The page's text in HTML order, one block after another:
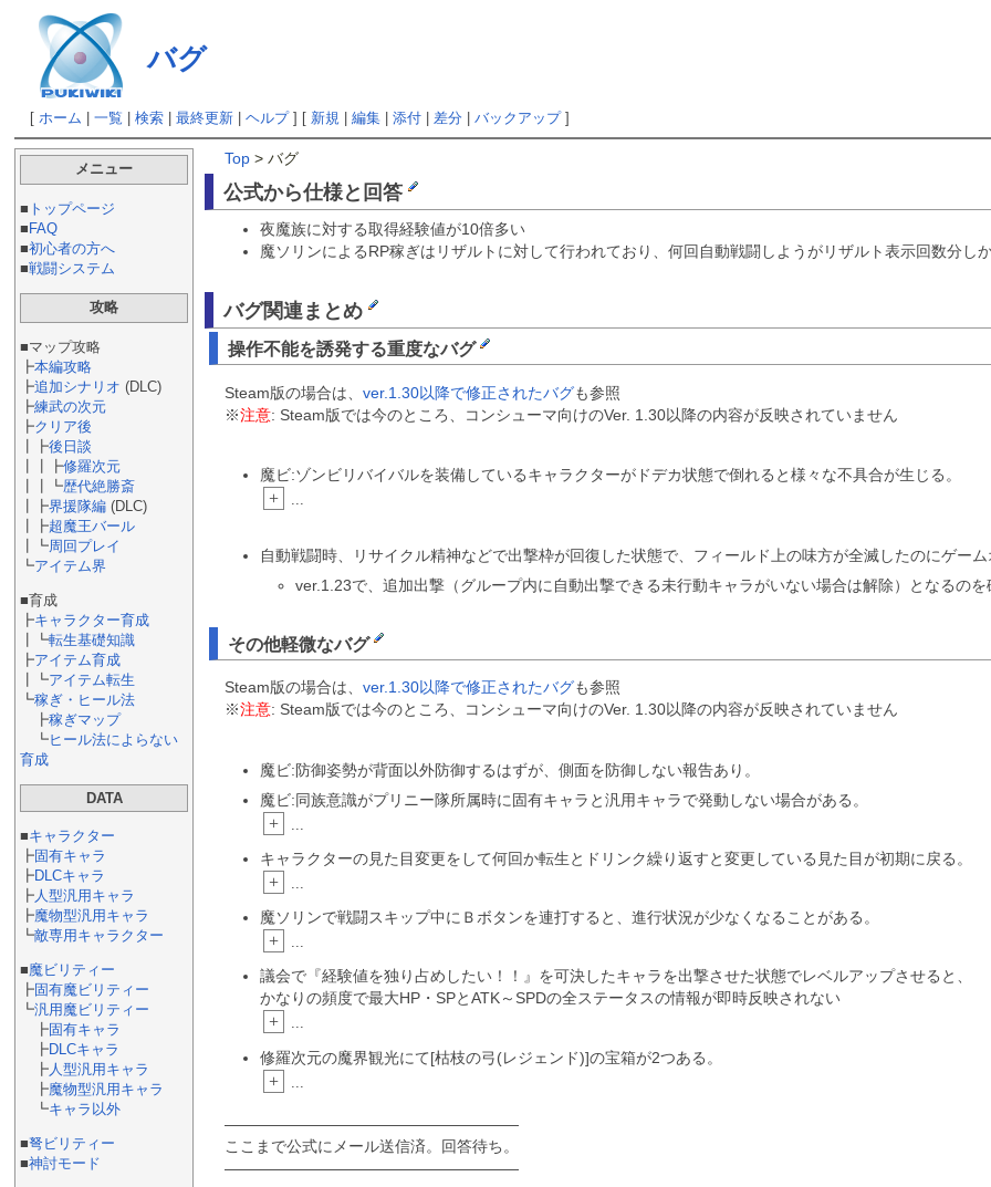
バグ
[ ホーム 一覧 検索| 最終更新| ヘルプ] [ 新規| 編集| 添付| 差分| バックアップ]
メニュー
■ トップページ
■ FAQ
■初心者の方へ
■戦闘システム
攻略
■マップ攻略
┣本編攻略
┣追加シナリオ (DLC)
┣練武の次元
┣クリア後
┃┣後日談
┃┃┣修羅次元
┃┃┗歴代絶勝斎
┃┣界援隊編 (DLC)
┃┣超魔王バール
┃┗周回プレイ
┗アイテム界
■育成
┣キャラクター育成
┃┗転生基礎知識
┣アイテム育成
┃┗アイテム転生
┗稼ぎ・ヒール法
┣稼ぎマップ
┗ヒール法によらない
育成
DATA
■キャラクター
┣固有キャラ
┣DLCキャラ
┣ 人型汎用キャラ
┣魔物型汎用キャラ
┗敵専用キャラクター
■魔ビリティー
┣固有魔ビリティー
┗汎用魔ビリティー
┣固有キャラ
┣DLCキャラ
┣ 人型汎用キャラ
┣魔物型汎用キャラ
┗キャラ以外
■弩ビリティー
■神討モード
Top > バグ
公式から仕様と回答
夜魔族に対する取得経験値が10倍多い
魔ソリンによるRP稼ぎはリザルトに対して行われており、何回自動戦闘しようがリザルト表示回数分し
バグ関連まとめ
操作不能を誘発する重度なバグ
Steam版の場合は、ver.1.30以降で修正されたバグも参照
※注意: Steam版では今のところ、コンシューマ向けのVer. 1.30以降の内容が反映されていません
魔ビ:ゾンビリバイバルを装備しているキャラクターがドデカ状態で倒れると様々な不具合が生じる。
+ ...
自動戦闘時、リサイクル精神などで出撃枠が回復した状態で、フィールド上の味方が全滅したのにゲー
ver.1.23で、追加出撃（グループ内に自動出撃できる未行動キャラがいない場合は解除）となるのを
その他軽微なバグ
Steam版の場合は、ver.1.30以降で修正されたバグも参照
※注意: Steam版では今のところ、コンシューマ向けのVer. 1.30以降の内容が反映されていません
魔ビ:防御姿勢が背面以外防御するはずが、側面を防御しない報告あり。
魔ビ:同族意識がプリニー隊所属時に固有キャラと汎用キャラで発動しない場合がある。
+
キャラクターの見た目変更をして何回か転生とドリンク繰り返すと変更している見た目が初期に戻る。
+ ...
魔ソリンで戦闘スキップ中にＢボタンを連打すると、進行状況が少なくなることがある。
+ ...
議会で『経験値を独り占めしたい！！』を可決したキャラを出撃させた状態でレベルアップさせると、
かなりの頻度で最大HP・SPとATK～SPDの全ステータスの情報が即時反映されない
+ ...
修羅次元の魔界観光にて[枯枝の弓(レジェンド)]の宝箱が2つある。
+
―――――――――――――――――――
ここまで公式にメール送信済。回答待ち。
―――――――――――――――――――